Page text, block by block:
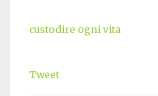
custodire ogni vita
Tweet